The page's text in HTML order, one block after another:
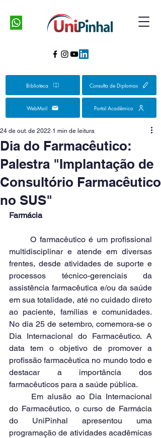
Biblioteca Consulta de Diplomas
WebMail Portal Acadêmico
Dia do Farmacêutico:
Palestra "Implantação de
Consultório Farmacêutico
no SUS"
24 de out. de 2022 1 min de leitura
Farmácia
	O farmacêutico é um profissional
multidisciplinar e atende em diversas
frentes, desde atividades de suporte e
processos técnico-gerenciais da
assistência farmacêutica e/ou da saúde
em sua totalidade, até no cuidado direto
ao paciente, famílias e comunidades.
No dia 25 de setembro, comemora-se o
Dia Internacional do Farmacêutico. A
data tem o objetivo de promover a
profissão farmacêutica no mundo todo e
destacar a importância dos
farmacêuticos para a saúde pública.
do Farmacêutico, o curso de Farmácia
do UniPinhal apresentou uma
programação de atividades acadêmicas